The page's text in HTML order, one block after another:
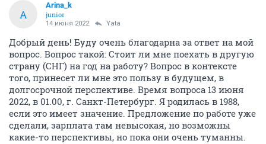
A
Arina_k
junior
14 июня 2022 Yata
Добрый день! Буду очень благодарна за ответ на мой
вопрос. Вопрос такой: Стоит ли мне поехать в другую
страну (СНГ) на год на работу? Вопрос в контексте
того, принесет ли мне это пользу в будущем, в
долгосрочной перспективе. Время вопроса 13 июня
2022, в 01.00, г. Санкт-Петербург. Я родилась в 1988,
если это имеет значение. Предложение по работе уже
сделали, зарплата там невысокая, но возможны
какие-то перспективы, но пока они очень туманны.